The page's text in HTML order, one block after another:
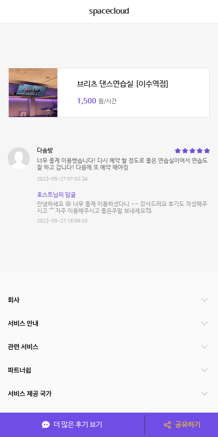
spacecloud
브리츠 댄스연습실 [이수역점]
1,500 원/시간
다솜방
너무 좋게 이용했습니다! 다시 예약 할 정도로 좋은 연습실이여서 연습도
잘 하고 갑니다! 다음에 또 예약 해야징
2023-05-27 07:02:34
호스트님의 답글
안녕하세요 😄 너무 좋게 이용하셨다니 ~~ 감사드려요 후기도 작성해주
시고 ^^ 자주 이용해주시고 좋은주말 보내세요🥰
2023-05-27 16:09:20
더 많은 후기 보기 공유하기
회사
서비스 안내
관련 서비스
파트너쉽
서비스 제공 국가
(주)NSPACE 사업자정보